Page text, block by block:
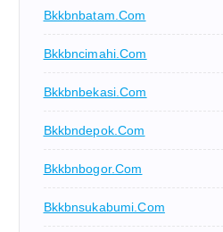
Bkkbnbatam.com
Bkkbncimahi.com
Bkkbnbekasi.com
Bkkbndepok.com
Bkkbnbogor.com
Bkkbnsukabumi.com